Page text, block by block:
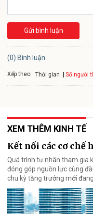
Gửi bình luận
(0) Bình luận
Xếp theo: Thời gian Số người
XEM THÊM KINH TẾ
Kết nối các cơ chế
Quá trình tư nhân tham gia
đóng góp nguồn lực cùng
chu kỳ tăng trưởng mới đang